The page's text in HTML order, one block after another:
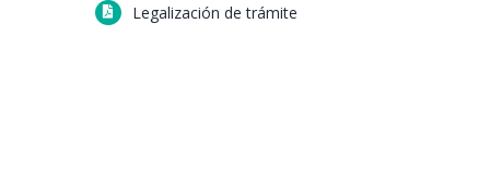
Legalización de trámite